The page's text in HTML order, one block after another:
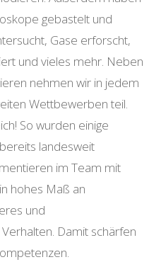
gebastelt und
Gase erforscht,
und vieles mehr. Neben
nehmen wir in jedem
Wettbewerben teil.
So wurden einige
landesweit
im Team mit
hohes Maß an
und
Damit schärfen